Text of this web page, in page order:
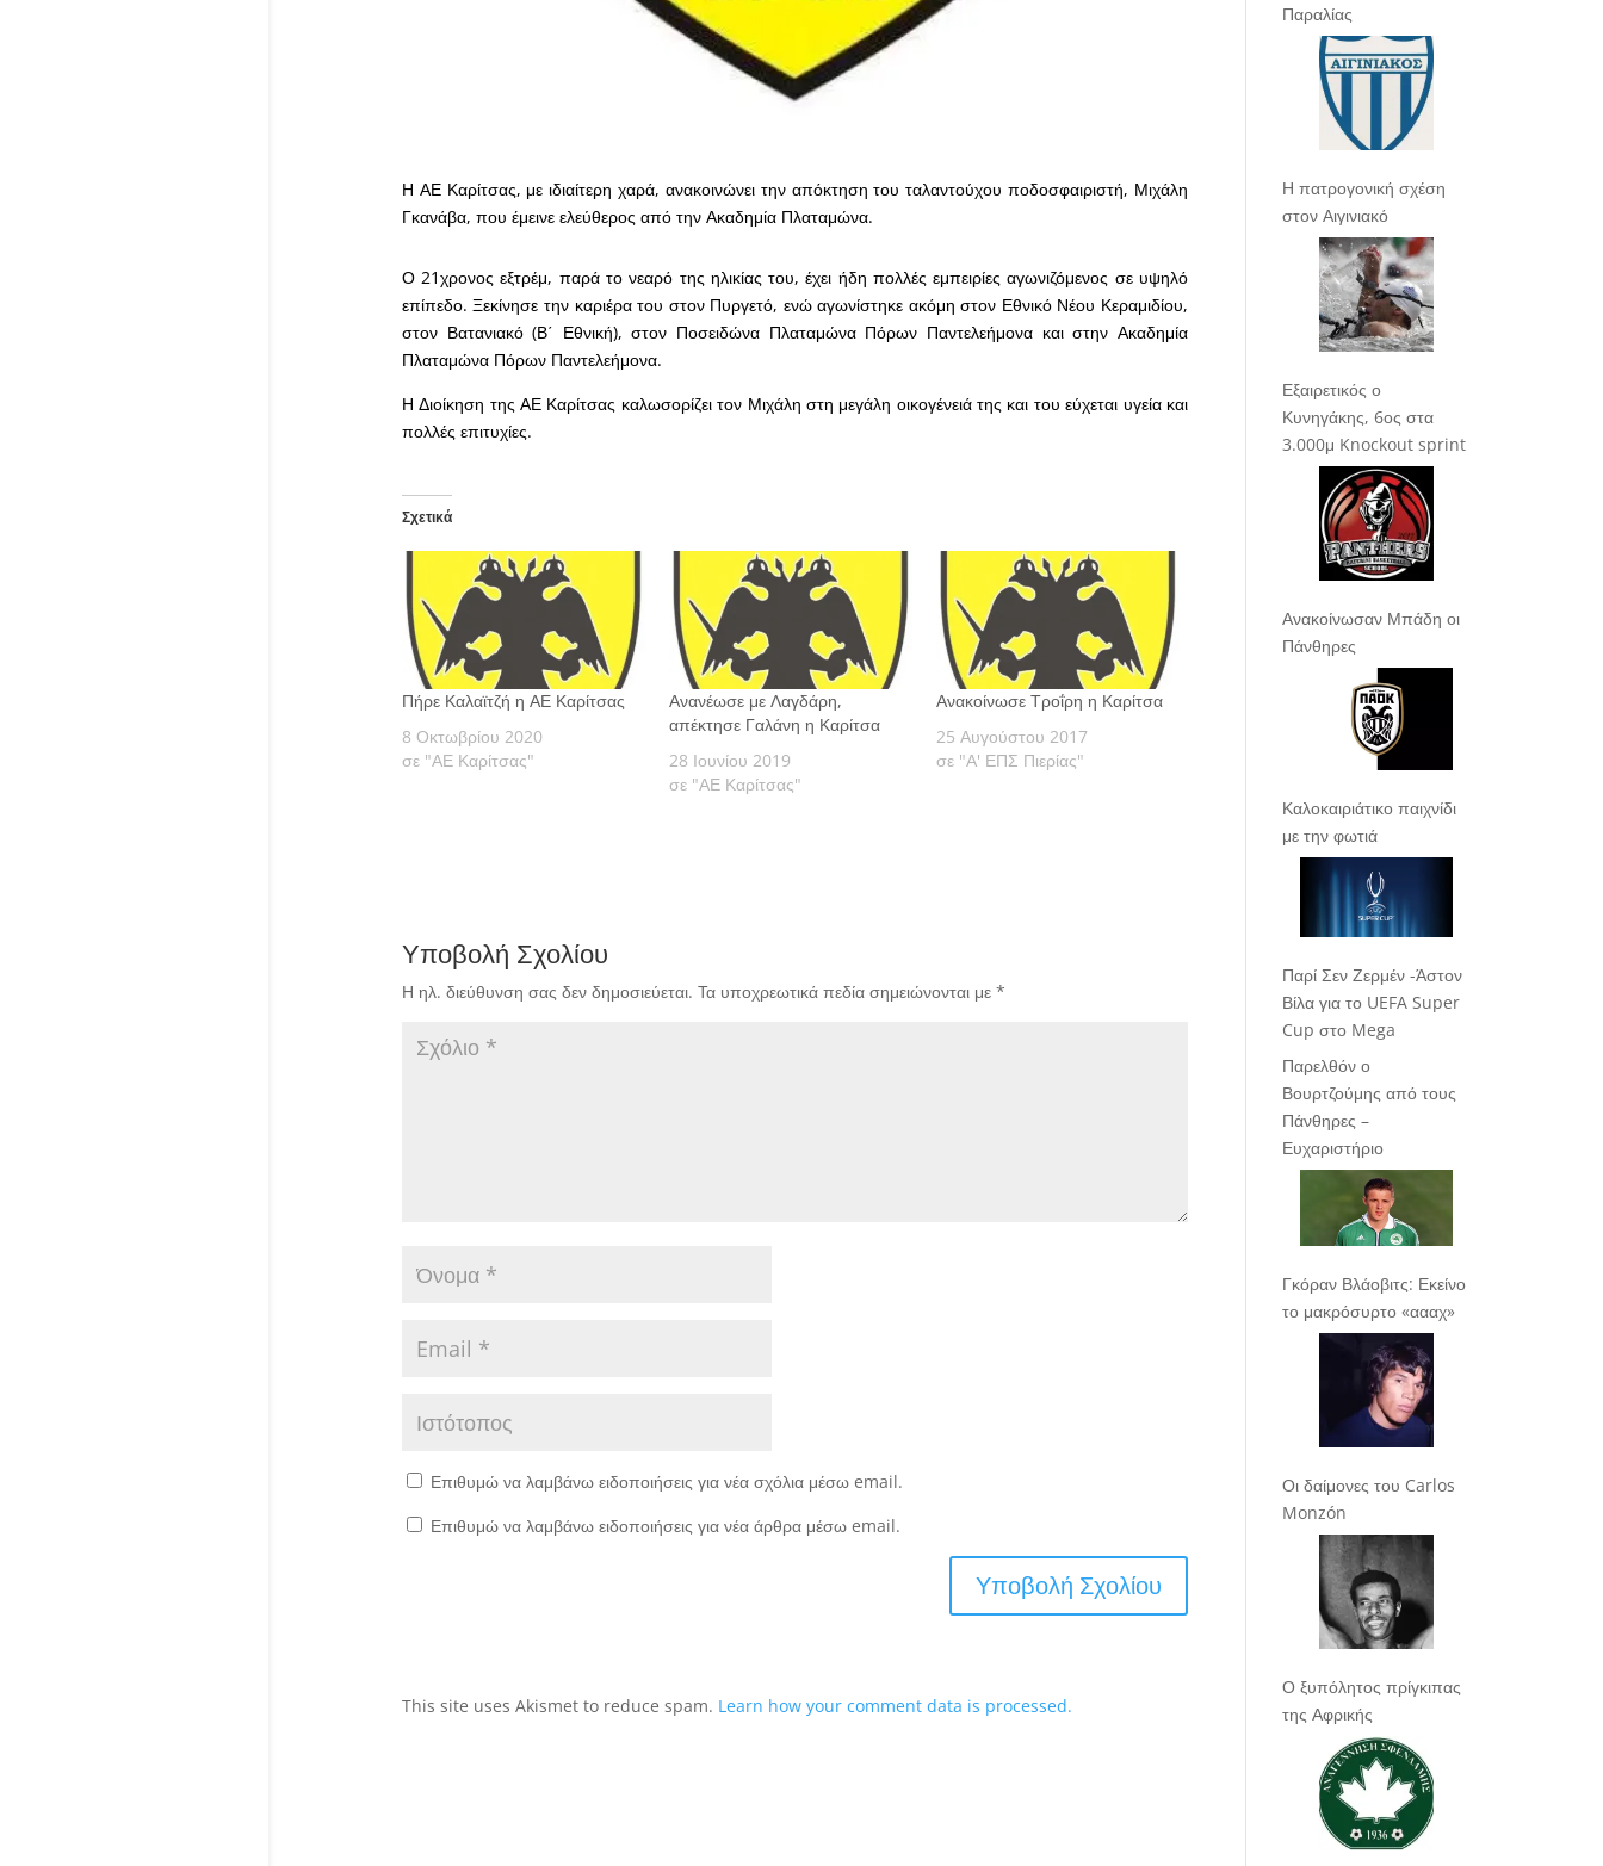
Η ΑΕ Καρίτσας, με ιδιαίτερη χαρά, ανακοινώνει την απόκτηση του ταλαντούχου ποδοσφαιριστή, Μιχάλη
Γκανάβα, που έμεινε ελεύθερος από την Ακαδημία Πλαταμώνα.
Ο 21χρονος εξτρέμ, παρά το νεαρό της ηλικίας του, έχει ήδη πολλές εμπειρίες αγωνιζόμενος σε υψηλό
επίπεδο. Ξεκίνησε την καριέρα του στον Πυργετό, ενώ αγωνίστηκε ακόμη στον Εθνικό Νέου Κεραμιδίου,
στον Βατανιακό (Β΄ Εθνική), στον Ποσειδώνα Πλαταμώνα Πόρων Παντελεήμονα και στην Ακαδημία
Πλαταμώνα Πόρων Παντελεήμονα.
Η Διοίκηση της ΑΕ Καρίτσας καλωσορίζει τον Μιχάλη στη μεγάλη οικογένειά της και του εύχεται υγεία και
πολλές επιτυχίες.
Σχετικά
Πήρε Καλαϊτζή η ΑΕ Καρίτσας
8 Οκτωβρίου 2020
σε "ΑΕ Καρίτσας"
Ανανέωσε με Λαγδάρη,
απέκτησε Γαλάνη η Καρίτσα
28 Ιουνίου 2019
σε "ΑΕ Καρίτσας"
Ανακοίνωσε Τροΐρη η Καρίτσα
25 Αυγούστου 2017
σε "Α' ΕΠΣ Πιερίας"
Υποβολή Σχολίου
Η ηλ. διεύθυνση σας δεν δημοσιεύεται. Τα υποχρεωτικά πεδία σημειώνονται με *
Επιθυμώ να λαμβάνω ειδοποιήσεις για νέα σχόλια μέσω email.
Επιθυμώ να λαμβάνω ειδοποιήσεις για νέα άρθρα μέσω email.
This site uses Akismet to reduce spam. Learn how your comment data is processed.
Παραλίας
Η πατρογονική σχέση
στον Αιγινιακό
Εξαιρετικός ο
Κυνηγάκης, 6ος στα
3.000μ Knockout sprint
Ανακοίνωσαν Μπάδη οι
Πάνθηρες
Καλοκαιριάτικο παιχνίδι
με την φωτιά
Παρί Σεν Ζερμέν -Άστον
Βίλα για το UEFA Super
Cup στο Mega
Παρελθόν ο
Βουρτζούμης από τους
Πάνθηρες –
Ευχαριστήριο
Γκόραν Βλάοβιτς: Εκείνο
το μακρόσυρτο «αααχ»
Οι δαίμονες του Carlos
Monzón
Ο ξυπόλητος πρίγκιπας
της Αφρικής